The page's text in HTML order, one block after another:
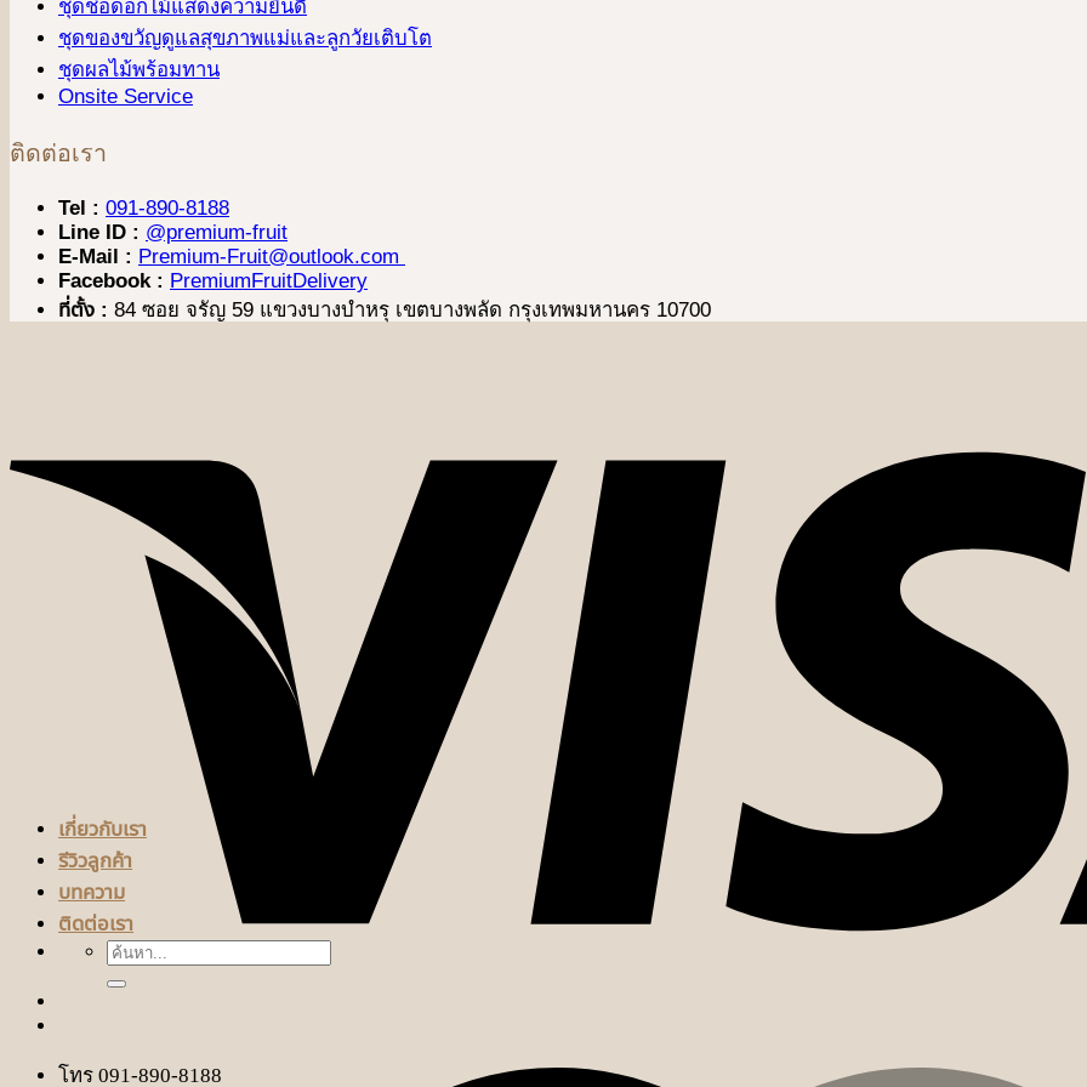
เกี่ยวกับเรา
รีวิวลูกค้า
บทความ
ติดต่อเรา
ค้นหา:
โทร 091-890-8188
ชุดช่อดอกไม้แสดงความยินดี
ชุดของขวัญดูแลสุขภาพแม่และลูกวัยเติบโต
ชุดผลไม้พร้อมทาน
Onsite Service
ติดต่อเรา
Tel : 091-890-8188
Line ID : @premium-fruit
E-Mail : Premium-Fruit@outlook.com
Facebook : PremiumFruitDelivery
ที่ตั้ง : 84 ซอย จรัญ 59 แขวงบางบำหรุ เขตบางพลัด กรุงเทพมหานคร 10700